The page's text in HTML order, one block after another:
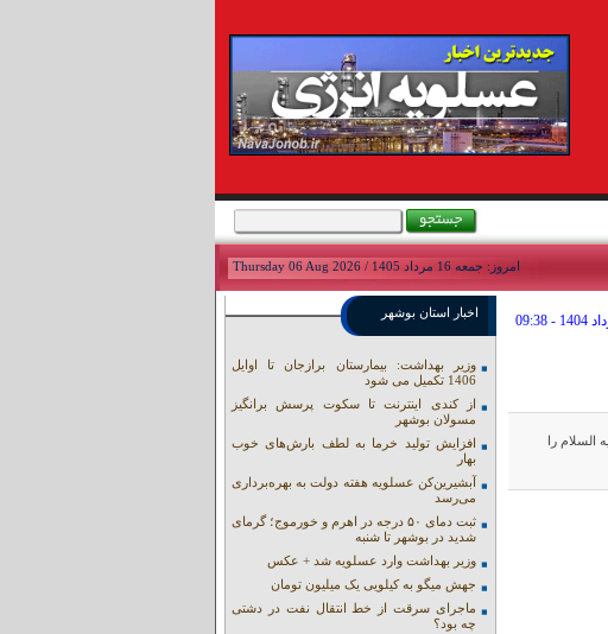
امروز: جمعه 16 مرداد 1405 / Thursday 06 Aug 2026
السلام را
اخبار استان بوشهر
وزیر بهداشت: بیمارستان برازجان تا اوایل
1406 تکمیل می شود
از کندی اینترنت تا سکوت پرسش برانگیز
مسولان بوشهر
افزایش تولید خرما به لطف بارش‌های خوب
بهار
آبشیرین‌کن عسلویه هفته دولت به بهره‌برداری
می‌رسد
ثبت دمای ۵۰ درجه در اهرم و خورموج؛ گرمای
شدید در بوشهر تا شنبه
وزیر بهداشت وارد عسلویه شد + عکس
جهش میگو به کیلویی یک میلیون تومان
ماجرای سرقت از خط انتقال نفت در دشتی
چه بود؟